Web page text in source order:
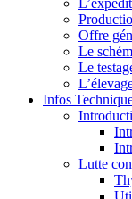
Offre
Le
Le
Infos
Lutte